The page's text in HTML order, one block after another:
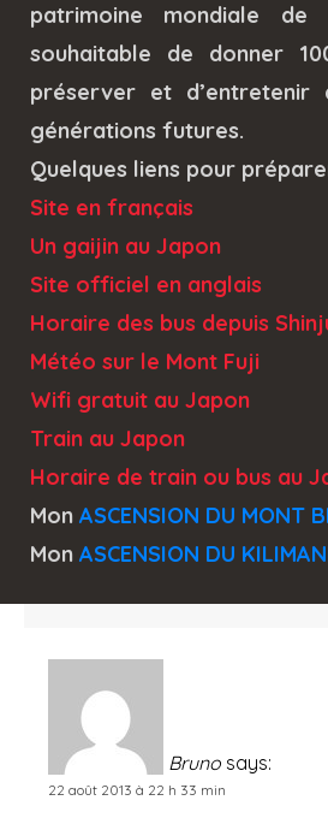
patrimoine mondiale de
souhaitable de donner
préserver et
générations futures.
Quelques liens pour
Site en français
Un gaijin au Japon
Site officiel en anglais
Horaire des bus depuis
Météo sur le Mont Fuji
Wifi gratuit au Japon
Train au Japon
Horaire de train ou bus au
Mon ASCENSION DU MONT
Mon ASCENSION DU
Bruno says:
22 août 2013 à 22 h 33 min